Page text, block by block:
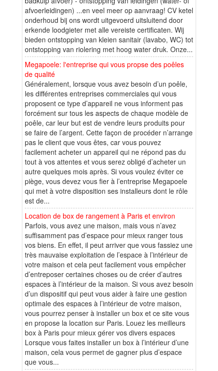
afvoerleidingen) ...en veel meer op aanvraag! CV ketel
onderhoud bij ons wordt uitgevoerd uitsluitend door
erkende loodgieter met alle vereiste certificaten. Wij
bieden ontstopping van kleien sanitair (lavabo, WC) tot
ontstopping van riolering met hoog water druk. Onze...
Megapoele: l'entreprise qui vous propse des poêles
de qualité
Généralement, lorsque vous avez besoin d’un poêle,
les différentes entreprises commerciales qui vous
proposent ce type d’appareil ne vous informent pas
forcément sur tous les aspects de chaque modèle de
poêle, car leur but est de vendre leurs produits pour
se faire de l’argent. Cette façon de procéder n’arrange
pas le client que vous êtes, car vous pouvez
facilement acheter un appareil qui ne répond pas du
tout à vos attentes et vous serez obligé d’acheter un
autre quelques mois après. Si vous voulez éviter ce
piège, vous devez vous fier à l’entreprise Megapoele
qui met à votre disposition ses installeurs dont le rôle
est de...
Location de box de rangement à Paris et environ
Parfois, vous avez une maison, mais vous n’avez
suffisamment pas d’espace pour mieux ranger tous
vos biens. En effet, il peut arriver que vous fassiez une
très mauvaise exploitation de l’espace à l’intérieur de
votre maison et cela peut facilement vous empêcher
d’entreposer certaines choses ou de créer d’autres
espaces à l’intérieur de la maison. Si vous avez besoin
d’un dispositif qui peut vous aider à faire une gestion
optimale des espaces à l’intérieur de votre maison,
vous pourrez penser à installer un box et ce site vous
en propose la location sur Paris. Louez les meilleurs
box à Paris pour mieux gérer vos divers espaces
Lorsque vous faites installer un box à l’intérieur d’une
maison, cela vous permet de gagner plus d’espace
que vous...